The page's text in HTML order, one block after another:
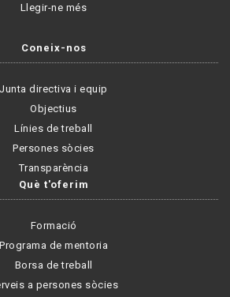
Llegir-ne més
Coneix-nos
Junta directiva i equip
Objectius
Línies de treball
Persones sòcies
Transparència
Què t'oferim
Formació
Programa de mentoria
Borsa de treball
a persones sòcies